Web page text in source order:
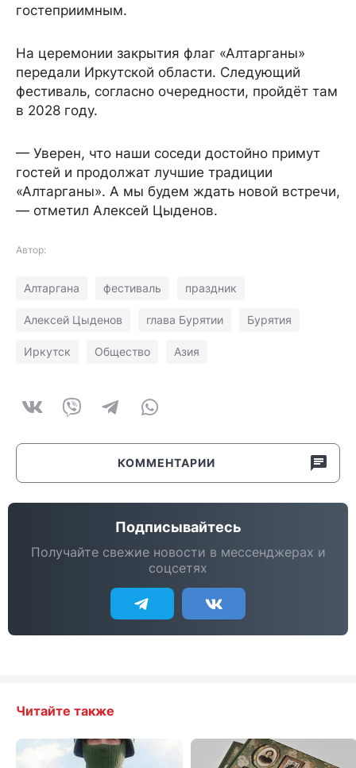
гостеприимным.
На церемонии закрытия флаг «Алтарганы»
передали Иркутской области. Следующий
фестиваль, согласно очередности, пройдёт там
в 2028 году.
— Уверен, что наши соседи достойно примут
гостей и продолжат лучшие традиции
«Алтарганы». А мы будем ждать новой встречи,
— отметил Алексей Цыденов.
Автор:
Алтаргана фестиваль праздник
Алексей Цыденов глава Бурятии Бурятия
Иркутск Общество Азия
КОММЕНТАРИИ
Подписывайтесь
Получайте свежие новости в мессенджерах и
соцсетях
Читайте также